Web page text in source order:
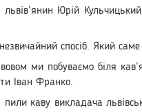
Юрій
спосіб. Який саме
ми побуваємо біля
Іван Франко.
каву викладача